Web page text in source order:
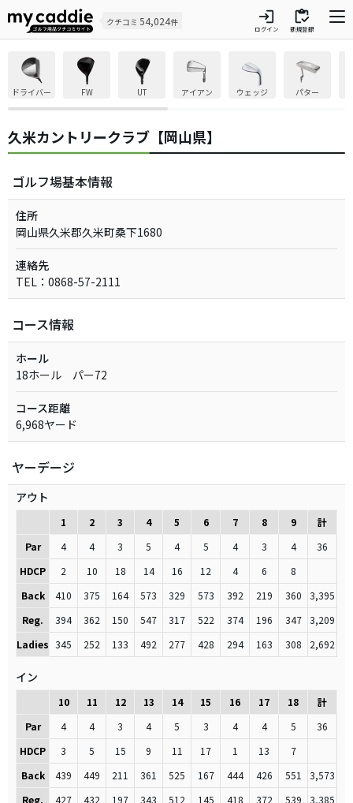
クチコミ 54,024件 login
ログイン
inventory
新規登録
ドライバー FW UT アイアン ウェッジ パター
久米カントリークラブ【岡山県】
ゴルフ場基本情報
住所
岡山県久米郡久米町桑下1680
連絡先
TEL：0868-57-2111
コース情報
ホール
18ホール パー72
コース距離
6,968ヤード
ヤーデージ
アウト
1 2 3 4 5 6 7 8 9
計
Par
4 4 3 5 4 5 4 3 4
36
HDCP
2 10 18 14 16 12 4 6
8
Back
410 375 164 573 329 573 392 219 360
3,395
Reg.
394 362 150 547 317 522 374 196 347
3,209
Ladies 345 252 133 492 277 428 294 163 308 2,692
イン
10 11 12 13 14 15 16 17 18
計
Par
4 4 3 4 5 3 4 4 5
36
HDCP
3 5 15 9 11 17 1 13
7
Back
439 449 211 361 525 167 444 426 551
3,573
Reg.
427 432 197 343 512 145 418 372 539
3,385